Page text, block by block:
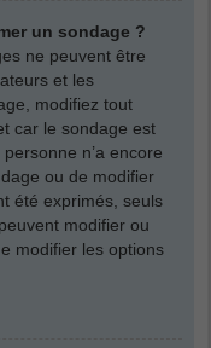
un sondage ?
ne peuvent être
et les
modifiez tout
car le sondage est
n’a encore
ou de modifier
été exprimés, seuls
modifier ou
modifier les options